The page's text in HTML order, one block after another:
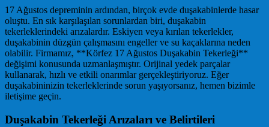
17 Ağustos depreminin ardından, birçok evde duşakabinlerde hasar
oluştu. En sık karşılaşılan sorunlardan biri, duşakabin
tekerleklerindeki arızalardır. Eskiyen veya kırılan tekerlekler,
duşakabinin düzgün çalışmasını engeller ve su kaçaklarına neden
olabilir. Firmamız, **Körfez 17 Ağustos Duşakabin Tekerleği**
değişimi konusunda uzmanlaşmıştır. Orijinal yedek parçalar
kullanarak, hızlı ve etkili onarımlar gerçekleştiriyoruz. Eğer
duşakabininizin tekerleklerinde sorun yaşıyorsanız, hemen bizimle
iletişime geçin.
Duşakabin Tekerleği Arızaları ve Belirtileri